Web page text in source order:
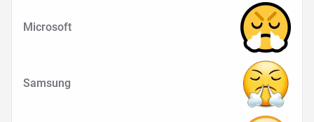
Microsoft
Samsung